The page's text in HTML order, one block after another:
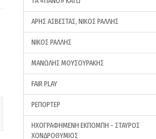
ΑΡΗΣ ΑΣΒΕΣΤΑΣ, ΝΙΚΟΣ ΡΑΛΛΗΣ
ΝΙΚΟΣ ΡΑΛΛΗΣ
ΜΑΝΩΛΗΣ ΜΟΥΣΟΥΡΑΚΗΣ
FAIR PLAY
ΡΕΠΟΡΤΕΡ
ΗΧΟΓΡΑΦΗΜΕΝΗ ΕΚΠΟΜΠΗ - ΣΤΑΥΡΟΣ
ΧΟΝΔΡΟΘΥΜΙΟΣ